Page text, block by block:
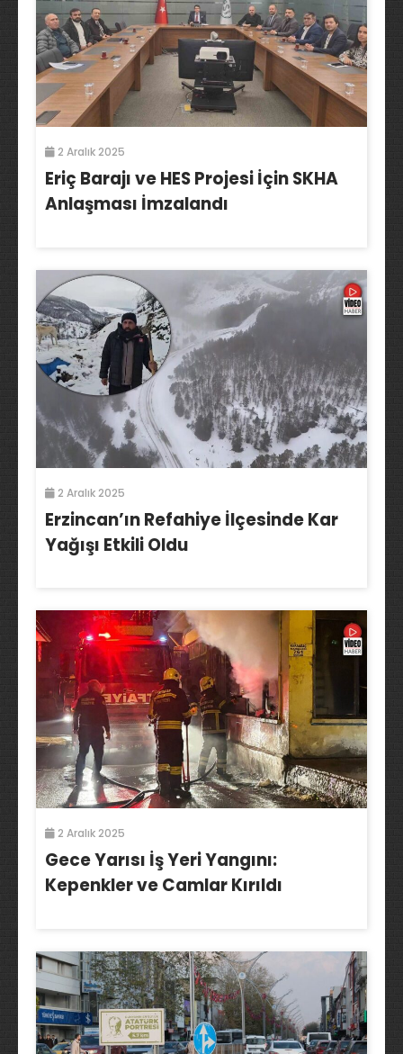
2 Aralık 2025
Eriç Barajı ve HES Projesi İçin SKHA
Anlaşması İmzalandı
2 Aralık 2025
Erzincan’ın Refahiye İlçesinde Kar
Yağışı Etkili Oldu
2 Aralık 2025
Gece Yarısı İş Yeri Yangını:
Kepenkler ve Camlar Kırıldı